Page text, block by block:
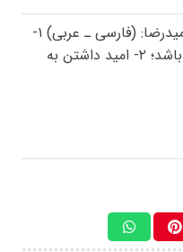
امیدرضا اسم پسرانه است، معنی امیدرضا: (فارسی ـ عربی) ۱-
آن که امیدش به رضا (رضای خدا) باشد؛ ۲- امید داشتن به